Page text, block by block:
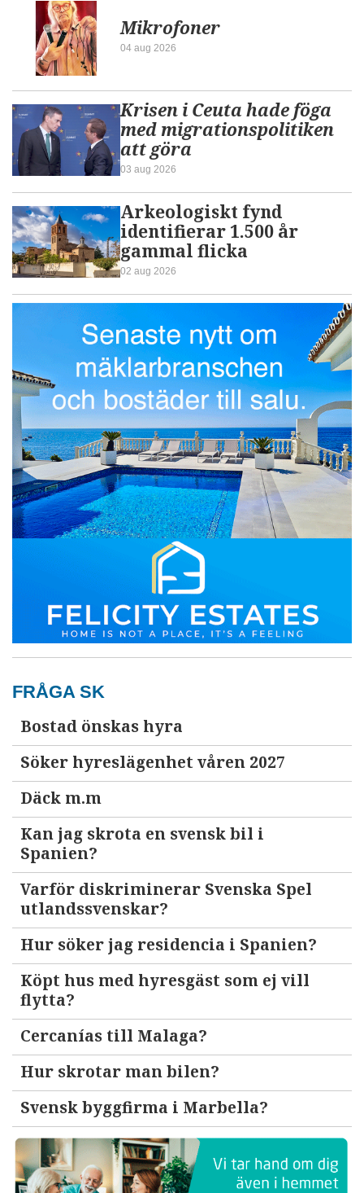
Mikrofoner
04 aug 2026
Krisen i Ceuta hade föga
med migrationspolitiken
att göra
03 aug 2026
Arkeologiskt fynd
identifierar 1.500 år
gammal flicka
02 aug 2026
FRÅGA SK
Bostad önskas hyra
Söker hyreslägenhet våren 2027
Däck m.m
Kan jag skrota en svensk bil i
Spanien?
Varför diskriminerar Svenska Spel
utlandssvenskar?
Hur söker jag residencia i Spanien?
Köpt hus med hyresgäst som ej vill
flytta?
Cercanías till Malaga?
Hur skrotar man bilen?
Svensk byggfirma i Marbella?